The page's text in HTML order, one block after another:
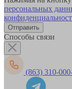
персональных
Способы связи
(863) 310-